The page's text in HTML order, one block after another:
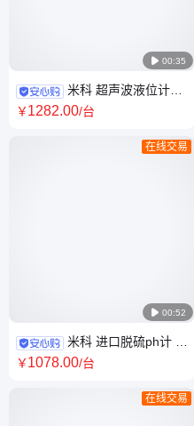
 00:35
米科 超声波液位计厂
家 消防水池液位显示器 带封装
￥1282.00/台
 00:52
在线交易
米科 进口脱硫ph计 脱
硫脱硝水质在线监测专业 ph值
￥1078.00/台
在线交易